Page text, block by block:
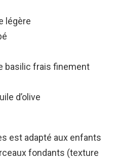
légère
basilic frais finement
d’olive
est adapté aux enfants
fondants (texture